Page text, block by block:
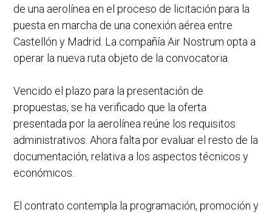
de una aerolínea en el proceso de licitación para la
puesta en marcha de una conexión aérea entre
Castellón y Madrid. La compañía Air Nostrum opta a
operar la nueva ruta objeto de la convocatoria.
Vencido el plazo para la presentación de
propuestas, se ha verificado que la oferta
presentada por la aerolínea reúne los requisitos
administrativos. Ahora falta por evaluar el resto de la
documentación, relativa a los aspectos técnicos y
económicos.
El contrato contempla la programación, promoción y